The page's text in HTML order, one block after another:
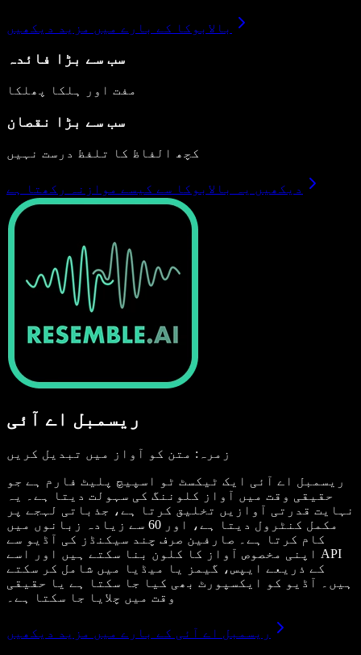
بالابوکا کے بارے میں مزید دیکھیں
سب سے بڑا فائدہ
مفت اور ہلکا پھلکا
سب سے بڑا نقصان
کچھ الفاظ کا تلفظ درست نہیں
دیکھیں یہ بالابوکا سے کیسے موازنہ رکھتا ہے
ریسمبل اے آئی
زمرہ: متن کو آواز میں تبدیل کریں
ریسمبل اے آئی ایک ٹیکسٹ ٹو اسپیچ پلیٹ فارم ہے جو
حقیقی وقت میں آواز کلوننگ کی سہولت دیتا ہے۔ یہ
نہایت قدرتی آوازیں تخلیق کرتا ہے، جذباتی لہجے پر
مکمل کنٹرول دیتا ہے، اور 60 سے زیادہ زبانوں میں
کام کرتا ہے۔ صارفین صرف چند سیکنڈز کی آڈیو سے
اپنی مخصوص آواز کا کلون بنا سکتے ہیں اور اسے API
کے ذریعے ایپس، گیمز یا میڈیا میں شامل کر سکتے
ہیں۔ آڈیو کو ایکسپورٹ بھی کیا جا سکتا ہے یا حقیقی
وقت میں چلایا جا سکتا ہے۔
ریسمبل اے آئی کے بارے میں مزید دیکھیں